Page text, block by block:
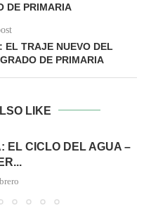
DE PRIMARIA
EL TRAJE NUEVO DEL
DE PRIMARIA
LIKE
EL CICLO DEL AGUA –